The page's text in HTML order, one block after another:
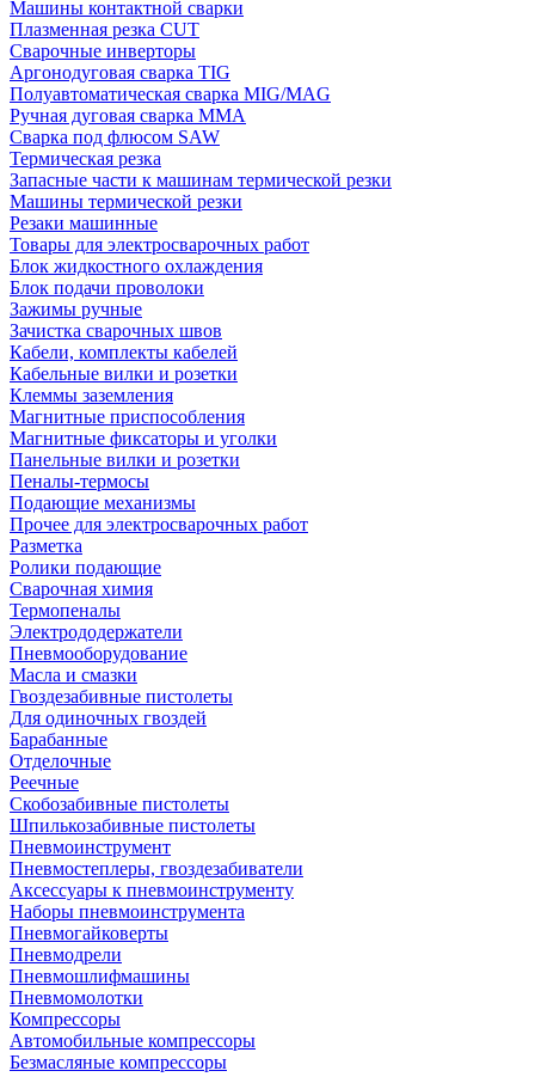
Машины контактной сварки
Плазменная резка CUT
Сварочные инверторы
Аргонодуговая сварка TIG
Полуавтоматическая сварка MIG/MAG
Ручная дуговая сварка MMA
Сварка под флюсом SAW
Термическая резка
Запасные части к машинам термической резки
Машины термической резки
Резаки машинные
Товары для электросварочных работ
Блок жидкостного охлаждения
Блок подачи проволоки
Зажимы ручные
Зачистка сварочных швов
Кабели, комплекты кабелей
Кабельные вилки и розетки
Клеммы заземления
Магнитные приспособления
Магнитные фиксаторы и уголки
Панельные вилки и розетки
Пеналы-термосы
Подающие механизмы
Прочее для электросварочных работ
Разметка
Ролики подающие
Сварочная химия
Термопеналы
Электрододержатели
Пневмооборудование
Масла и смазки
Гвоздезабивные пистолеты
Для одиночных гвоздей
Барабанные
Отделочные
Реечные
Скобозабивные пистолеты
Шпилькозабивные пистолеты
Пневмоинструмент
Пневмостеплеры, гвоздезабиватели
Аксессуары к пневмоинструменту
Наборы пневмоинструмента
Пневмогайковерты
Пневмодрели
Пневмошлифмашины
Пневмомолотки
Компрессоры
Автомобильные компрессоры
Безмасляные компрессоры